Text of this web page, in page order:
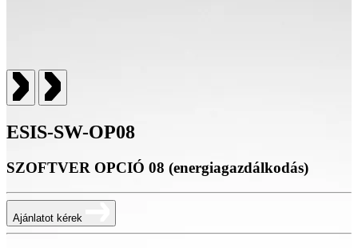
ESIS-SW-OP08
SZOFTVER OPCIÓ 08 (energiagazdálkodás)
Ajánlatot kérek